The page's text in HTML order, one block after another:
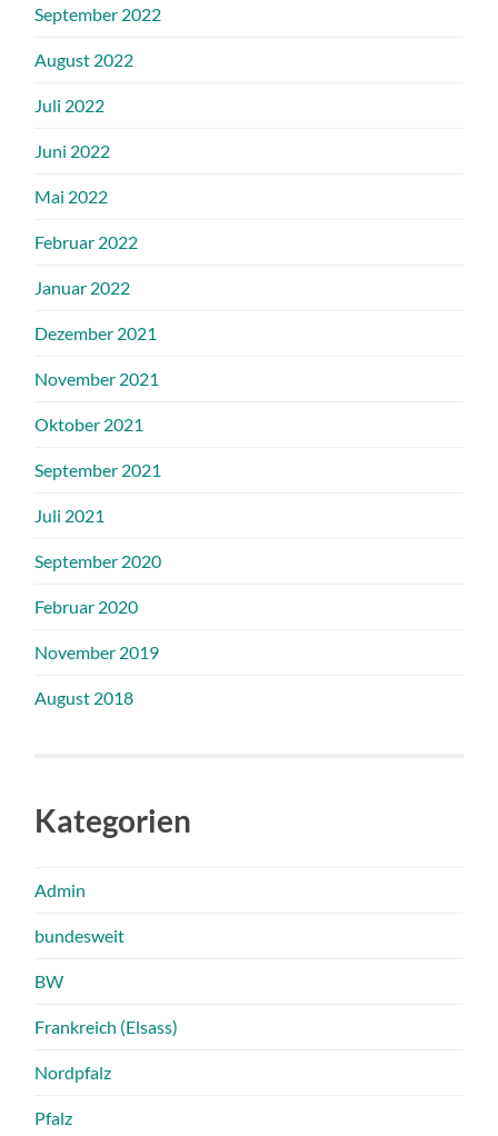
September 2022
August 2022
Juli 2022
Juni 2022
Mai 2022
Februar 2022
Januar 2022
Dezember 2021
November 2021
Oktober 2021
September 2021
Juli 2021
September 2020
Februar 2020
November 2019
August 2018
Kategorien
Admin
bundesweit
BW
Frankreich (Elsass)
Nordpfalz
Pfalz